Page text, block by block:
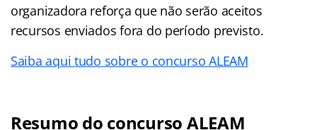
organizadora reforça que não serão aceitos
recursos enviados fora do período previsto.
Saiba aqui tudo sobre o concurso ALEAM
Resumo do concurso ALEAM